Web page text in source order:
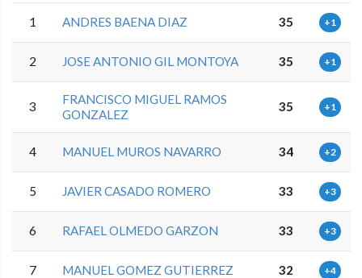
1 ANDRES BAENA DIAZ 35 +1
2 JOSE ANTONIO GIL MONTOYA 35 +1
3
FRANCISCO MIGUEL RAMOS
GONZALEZ
35 +1
4 MANUEL MUROS NAVARRO 34 +2
5 JAVIER CASADO ROMERO 33 +3
6 RAFAEL OLMEDO GARZON 33 +3
7 MANUEL GOMEZ GUTIERREZ 32 +4